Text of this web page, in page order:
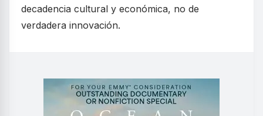
decadencia cultural y económica, no de
verdadera innovación.